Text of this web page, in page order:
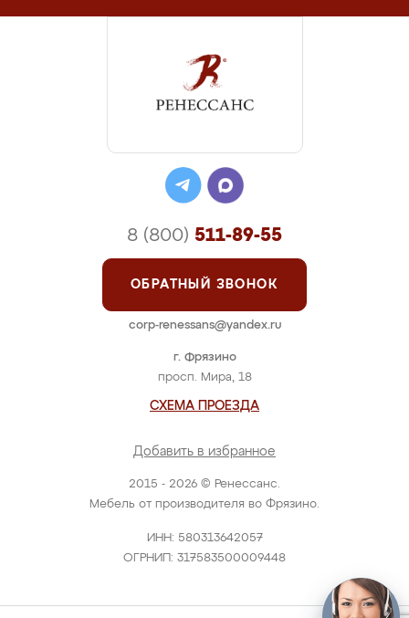
2015 - 2026 © Ренессанс.
Мебель от производителя во Фрязино.
ИНН: 580313642057
ОГРНИП: 317583500009448
г. Фрязино
просп. Мира, 18
СХЕМА ПРОЕЗДА
Добавить в избранное
8 (800) 511-89-55
ОБРАТНЫЙ ЗВОНОК
corp-renessans@yandex.ru